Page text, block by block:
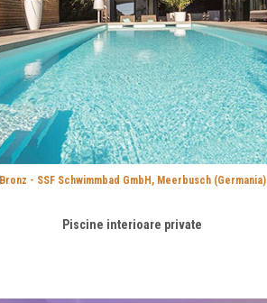
Bronz - SSF Schwimmbad GmbH, Meerbusch (Germania)
Piscine interioare private